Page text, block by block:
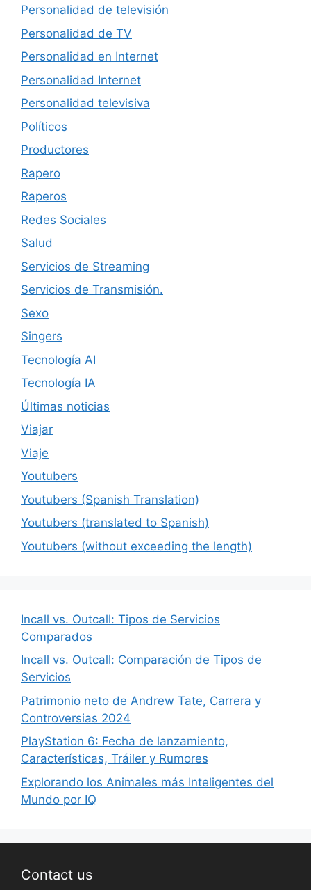
Personalidad de televisión
Personalidad de TV
Personalidad en Internet
Personalidad Internet
Personalidad televisiva
Políticos
Productores
Rapero
Raperos
Redes Sociales
Salud
Servicios de Streaming
Servicios de Transmisión.
Sexo
Singers
Tecnología AI
Tecnología IA
Últimas noticias
Viajar
Viaje
Youtubers
Youtubers (Spanish Translation)
Youtubers (translated to Spanish)
Youtubers (without exceeding the length)
Incall vs. Outcall: Tipos de Servicios
Comparados
Incall vs. Outcall: Comparación de Tipos de
Servicios
Patrimonio neto de Andrew Tate, Carrera y
Controversias 2024
PlayStation 6: Fecha de lanzamiento,
Características, Tráiler y Rumores
Explorando los Animales más Inteligentes del
Mundo por IQ
Contact us